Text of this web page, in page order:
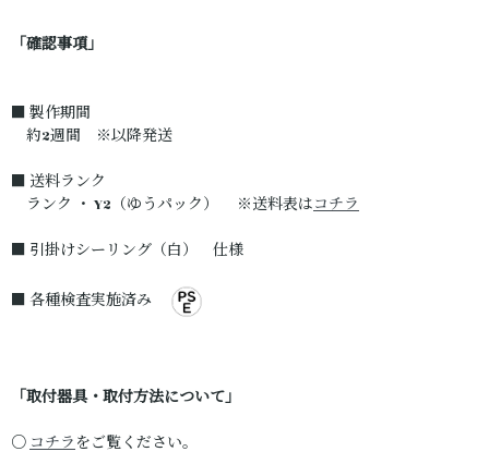
「確認事項」
■ 製作期間
約2週間 ※以降発送
■ 送料ランク
ランク ・ Y2（ゆうパック） ※送料表はコチラ
■ 引掛けシーリング（白） 仕様
■ 各種検査実施済み
「取付器具・取付方法について」
○コチラをご覧ください。